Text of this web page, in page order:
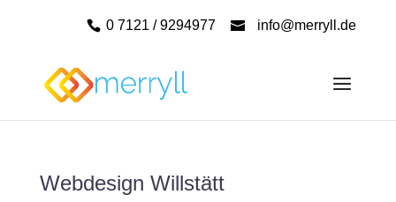
0 7121 / 9294977 info@merryll.de
Webdesign Willstätt